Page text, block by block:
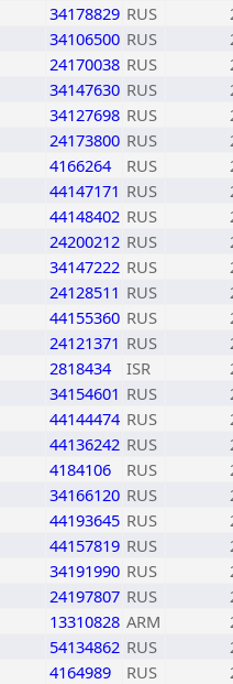
34178829 RUS
34106500 RUS
24170038 RUS
34147630 RUS
34127698 RUS
24173800 RUS
4166264 RUS
44147171 RUS
44148402 RUS
24200212 RUS
34147222 RUS
24128511 RUS
44155360 RUS
24121371 RUS
2818434 ISR
34154601 RUS
44144474 RUS
44136242 RUS
4184106 RUS
34166120 RUS
44193645 RUS
44157819 RUS
34191990 RUS
24197807 RUS
13310828 ARM
54134862 RUS
4164989 RUS